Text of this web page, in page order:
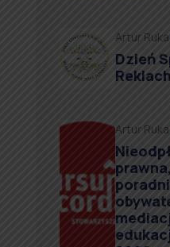
Artur Ruka
Dzień
Reklach
Artur Ruka
prawna,